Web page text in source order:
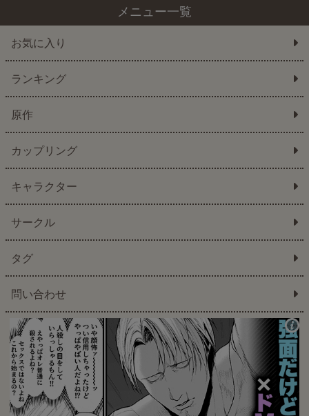
メニュー一覧
お気に入り
ランキング
原作
カップリング
キャラクター
サークル
タグ
問い合わせ